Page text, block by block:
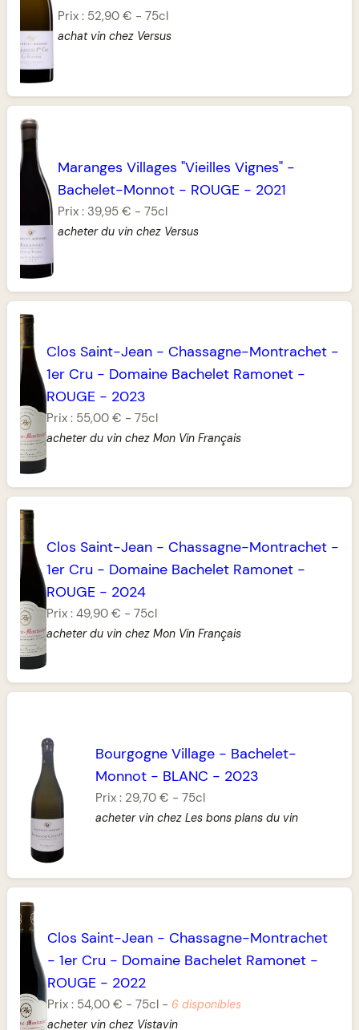
Prix : 52,90 € -75cl
achat vin chez Versus
Maranges Villages "Vieilles Vignes"-
Bachelet-Monnot- ROUGE- 2021
Prix : 39,95 € - 75cl
acheter du vin chez Versus
Clos Saint-Jean- Chassagne-Montrachet-
1er Cru - Domaine Bachelet Ramonet-
ROUGE- 2023
Prix : 55,00 € - 75cl
acheter du vin chez Mon Vin Français
Clos Saint-Jean- Chassagne-Montrachet-
1er Cru - Domaine Bachelet Ramonet-
ROUGE- 2024
Prix : 49,90 € - 75cl
acheter du vin chez Mon Vin Français
Bourgogne Village- Bachelet-
Monnot- BLANC - 2023
Prix : 29,70 € - 75cl
acheter vin chez Les bons plans du vin
Clos Saint-Jean- Chassagne-Montrachet
- 1er Cru - Domaine Bachelet Ramonet-
ROUGE- 2022
Prix : 54,00 € - 75cl- 6 disponibles
acheter vin chez Vistavin